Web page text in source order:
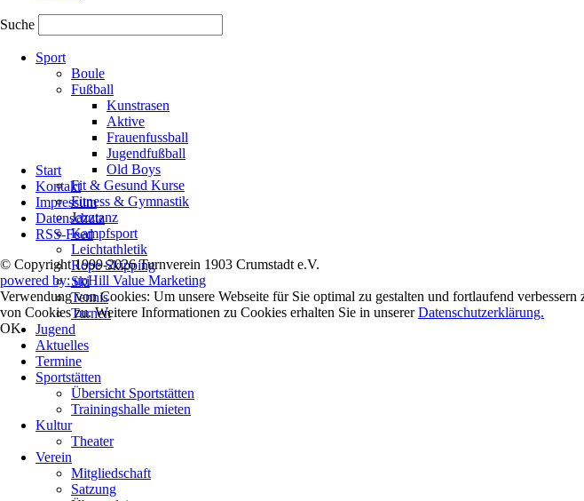
Suche
überspringen
Sport
Boule
Fußball
Kunstrasen
Aktive
Frauenfussball
Jugendfußball
Old Boys
Fit & Gesund Kurse
Fitness & Gymnastik
Jazztanz
Kampfsport
Leichtathletik
Rope Skipping
Ski
Tennis
Turnen
Jugend
Aktuelles
Termine
Sportstätten
Übersicht Sportstätten
Trainingshalle mieten
Kultur
Theater
Verein
Mitgliedschaft
Satzung
überspringen
Start
Kontakt
Impressum
Datenschutz
RSS-Feed
© Copyright 1999-2026 Turnverein 1903 Crumstadt e.V.
powered by: upHill Value Marketing
Verwendung von Cookies: Um unsere Webseite für Sie optimal zu gestalten und fortlaufend
von Cookies zu. Weitere Informationen zu Cookies erhalten Sie in unsererDatenschutzerklärung.
OK